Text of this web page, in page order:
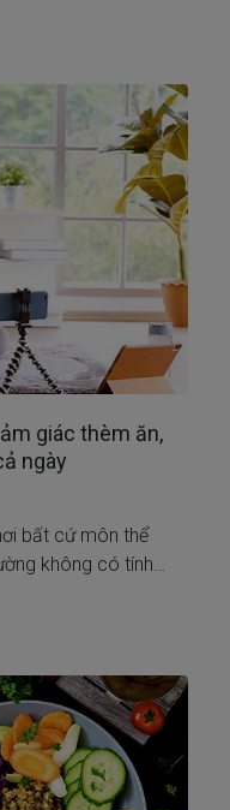
giác thèm ăn,
ngày
bất cứ môn thể
không có tính